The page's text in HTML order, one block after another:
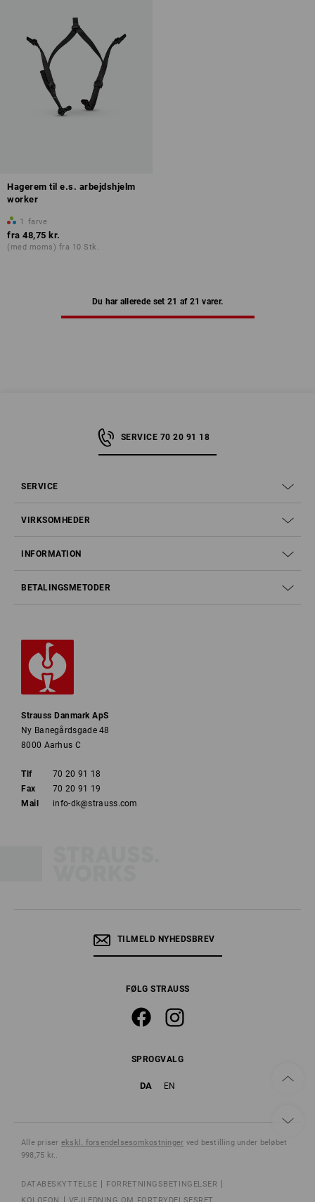
Hagerem til e.s. arbejdshjelm
worker
1 farve
fra 48,75 kr.
(med moms) fra 10 Stk.
Du har allerede set 21 af 21 varer.
SERVICE 70 20 91 18
SERVICE
VIRKSOMHEDER
INFORMATION
BETALINGSMETODER
Strauss Danmark ApS
Ny Banegårdsgade 48
8000 Aarhus C
Tlf
70 20 91 18
Fax
70 20 91 19
Mail
info-dk@strauss.com
TILMELD NYHEDSBREV
FØLG STRAUSS
SPROGVALG
DA EN
Alle priser ekskl. forsendelsesomkostninger ved bestilling under beløbet
998,75 kr..
DATABESKYTTELSE
FORRETNINGSBETINGELSER